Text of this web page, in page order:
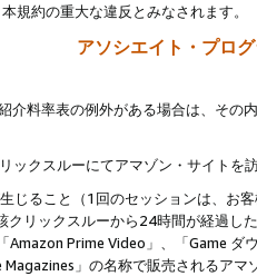
規約の重大な違反とみなされます。
アソシエイト・プロ
介料率表の例外がある場合は、その
ックスルーにてアマゾン・サイトを訪
じること（1回のセッションは、お
クリックスルーから24時間が経過
Amazon Prime Video」、「Game
」の名称で販売されるア